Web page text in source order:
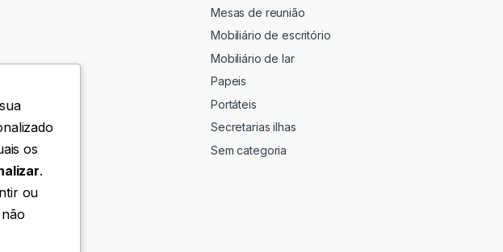
Mesas de reunião
Mobiliário de escritório
Mobiliário de lar
Papeis
Portáteis
Secretarias ilhas
Sem categoria
os
.
ou